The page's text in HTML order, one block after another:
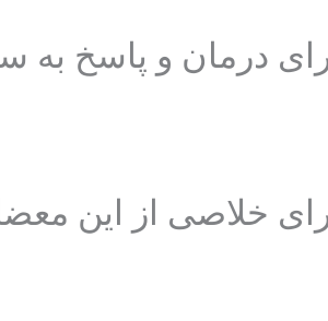
درمان و پاسخ به
خلاصی از این